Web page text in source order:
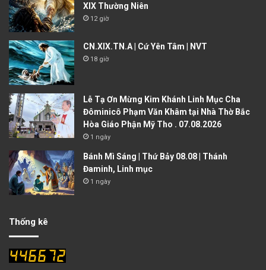
XIX Thường Niên
12 giờ
CN.XIX.TN.A | Cứ Yên Tâm | NVT
18 giờ
Lễ Tạ Ơn Mừng Kim Khánh Linh Mục Cha
Đôminicô Phạm Văn Khâm tại Nhà Thờ Bắc
Hòa Giáo Phận Mỹ Tho . 07.08.2026
1 ngày
Bánh Mì Sáng | Thứ Bảy 08.08 | Thánh
Đaminh, Linh mục
1 ngày
Thống kê